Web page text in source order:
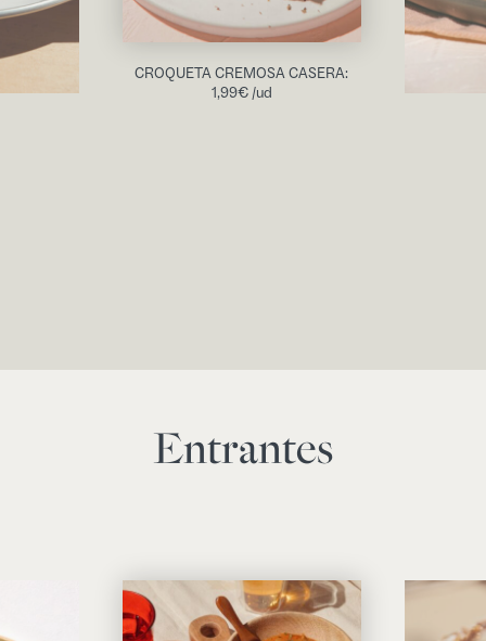
CROQUETA CREMOSA CASERA:
1,99€/ud
Entrantes